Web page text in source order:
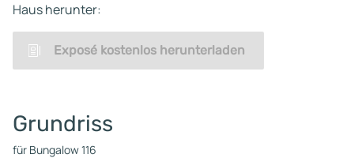
Haus herunter:
Exposé kostenlos herunterladen
Grundriss
für Bungalow 116